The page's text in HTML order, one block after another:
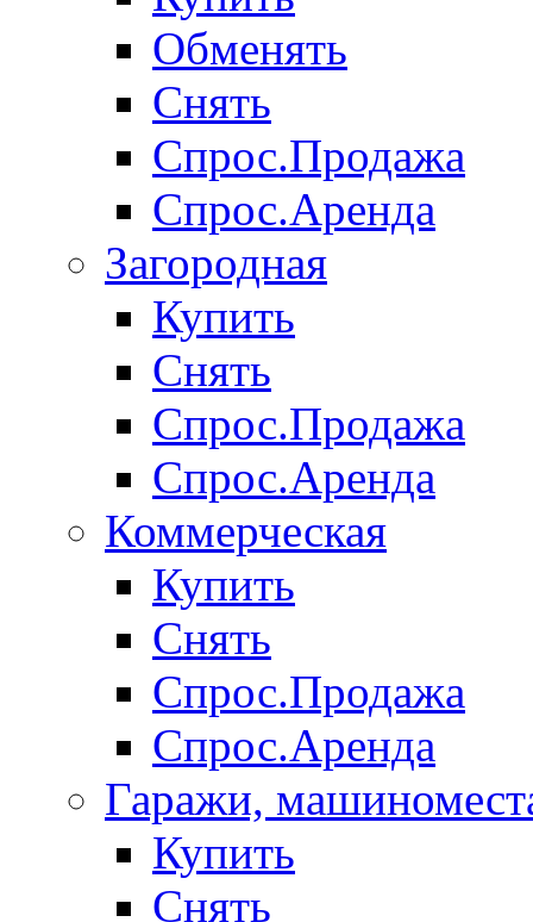
Обменять
Снять
Спрос.Продажа
Спрос.Аренда
Загородная
Купить
Снять
Спрос.Продажа
Спрос.Аренда
Коммерческая
Купить
Снять
Спрос.Продажа
Спрос.Аренда
Гаражи,
Купить
Снять